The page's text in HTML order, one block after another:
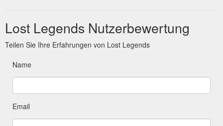
Lost Legends Nutzerbewertung
Teilen Sie Ihre Erfahrungen von Lost Legends
Name
Email